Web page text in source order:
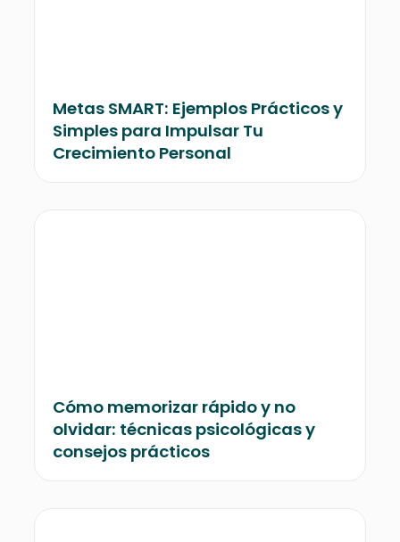
Metas SMART: Ejemplos Prácticos y
Simples para Impulsar Tu
Crecimiento Personal
Cómo memorizar rápido y no
olvidar: técnicas psicológicas y
consejos prácticos